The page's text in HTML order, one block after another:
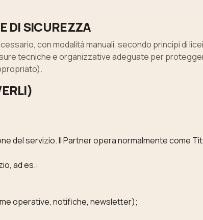
DI SICUREZZA
con modalità manuali, secondo principi di
tecniche e organizzative adeguate per
del servizio. Il Partner opera normalmente come
ad es.:
operative, notifiche, newsletter);